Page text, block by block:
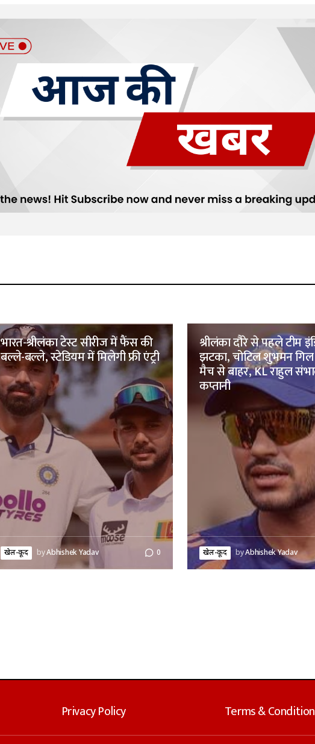
भारत-श्रीलंका टेस्ट सीरीज में फैंस की
बल्ले-बल्ले, स्टेडियम में मिलेगी फ्री एंट्री
खेल-कूद byAbhishek Yadav 0
श्रीलंका दौरे से पहले टीम
झटका, चोटिल शुभमन गिल
मैच से बाहर, KL राहुल
कप्तानी
खेल-कूद byAbhishek Yadav
Privacy Policy Terms &